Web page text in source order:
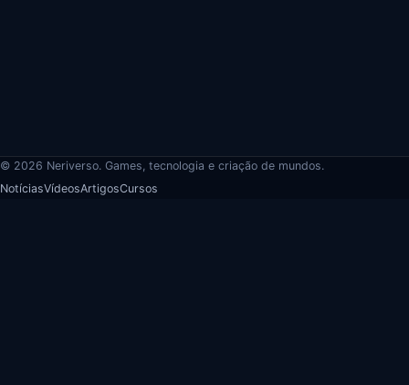
© 2026 Neriverso. Games, tecnologia e criação de mundos.
NotíciasVídeosArtigosCursos